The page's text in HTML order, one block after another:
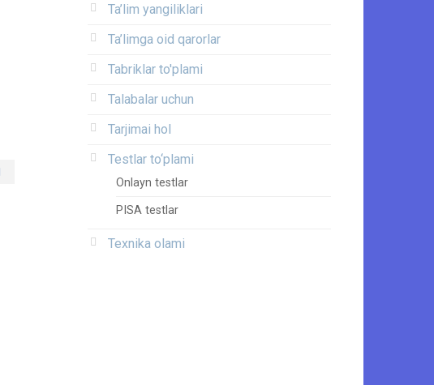
Ta’lim yangiliklari
Ta’limga oid qarorlar
Tabriklar to'plami
Talabalar uchun
Tarjimai hol
Testlar to‘plami
Onlayn testlar
PISA testlar
Texnika olami